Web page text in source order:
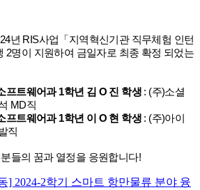
년 RIS사업「지역혁신기관 직무체험 인턴
2명이 지원하여 금일자로 최종 확정 되었는
프트웨어과 1학년 김 O 진 학생 : (주)소셜
MD직
프트웨어과 1학년 이 O 현 학생 : (주)아이
직
들의 꿈과 열정을 응원합니다!
] 2024-2학기 스마트 항만물류 분야 융